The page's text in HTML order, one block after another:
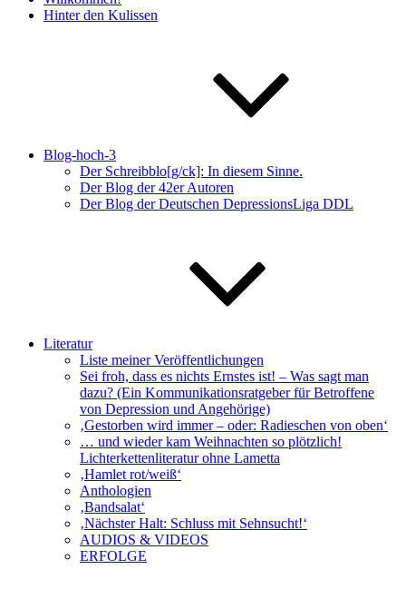
Hinter den Kulissen
Blog-hoch-3
Der Schreibblo[g/ck]: In diesem Sinne.
Der Blog der 42er Autoren
Der Blog der Deutschen DepressionsLiga DDL
Literatur
Liste meiner Veröffentlichungen
Sei froh, dass es nichts Ernstes ist! – Was sagt man
dazu? (Ein Kommunikationsratgeber für Betroffene
von Depression und Angehörige)
‚Gestorben wird immer – oder: Radieschen von oben‘
… und wieder kam Weihnachten so plötzlich!
Lichterkettenliteratur ohne Lametta
‚Hamlet rot/weiß‘
Anthologien
‚Bandsalat‘
‚Nächster Halt: Schluss mit Sehnsucht!‘
AUDIOS & VIDEOS
ERFOLGE